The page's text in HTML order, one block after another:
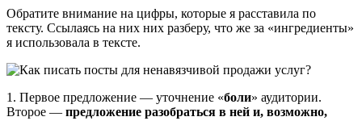
Обратите внимание на цифры, которые я расставила по
тексту. Ссылаясь на них них разберу, что же за «ингредиенты»
я использовала в тексте.
1. Первое предложение — уточнение «боли» аудитории.
Второе — предложение разобраться в ней и, возможно,